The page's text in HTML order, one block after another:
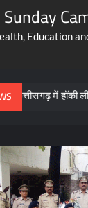
Sunday
Education
हॉकी लीग की तैयारी,